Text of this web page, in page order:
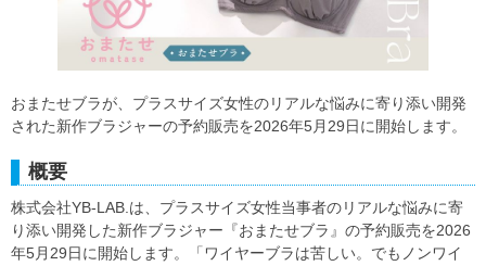
おまたせブラが、プラスサイズ女性のリアルな悩みに寄り添い開発
された新作ブラジャーの予約販売を2026年5月29日に開始します。
概要
株式会社YB-LAB.は、プラスサイズ女性当事者のリアルな悩みに寄
り添い開発した新作ブラジャー『おまたせブラ』の予約販売を2026
年5月29日に開始します。「ワイヤーブラは苦しい。でもノンワイ